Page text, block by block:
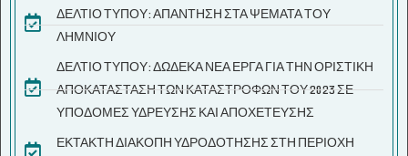
ΔΕΛΤΙΟ ΤΥΠΟΥ: ΑΠΑΝΤΗΣΗ ΣΤΑ ΨΕΜΑΤΑ ΤΟΥ
ΛΗΜΝΙΟΥ
ΔΕΛΤΙΟ ΤΥΠΟΥ: ΔΩΔΕΚΑ ΝΕΑ ΕΡΓΑ ΓΙΑ ΤΗΝ ΟΡΙΣΤΙΚΗ
ΑΠΟΚΑΤΑΣΤΑΣΗ ΤΩΝ ΚΑΤΑΣΤΡΟΦΩΝ ΤΟΥ 2023 ΣΕ
ΥΠΟΔΟΜΕΣ ΥΔΡΕΥΣΗΣ ΚΑΙ ΑΠΟΧΕΤΕΥΣΗΣ
ΕΚΤΑΚΤΗ ΔΙΑΚΟΠΗ ΥΔΡΟΔΟΤΗΣΗΣ ΣΤΗ ΠΕΡΙΟΧΗ